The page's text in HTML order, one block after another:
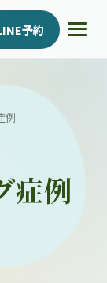
予約
例
症例